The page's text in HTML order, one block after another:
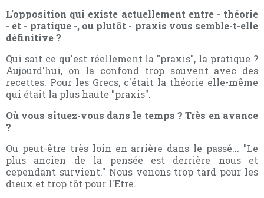
L'opposition qui existe actuellement entre - théorie
- et - pratique -, ou plutôt - praxis vous semble-t-elle
définitive ?
Qui sait ce qu'est réellement la "praxis", la pratique ?
Aujourd'hui, on la confond trop souvent avec des
recettes. Pour les Grecs, c'était la théorie elle-même
qui était la plus haute "praxis".
Où vous situez-vous dans le temps ? Très en avance
?
Ou peut-être très loin en arrière dans le passé... "Le
plus ancien de la pensée est derrière nous et
cependant survient." Nous venons trop tard pour les
dieux et trop tôt pour l'Etre.